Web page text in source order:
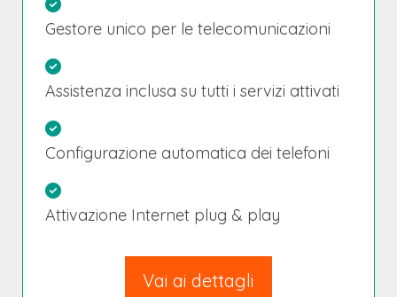
Gestore unico per le telecomunicazioni
Assistenza inclusa su tutti i servizi attivati
Configurazione automatica dei telefoni
Attivazione Internet plug & play
Vai ai dettagli